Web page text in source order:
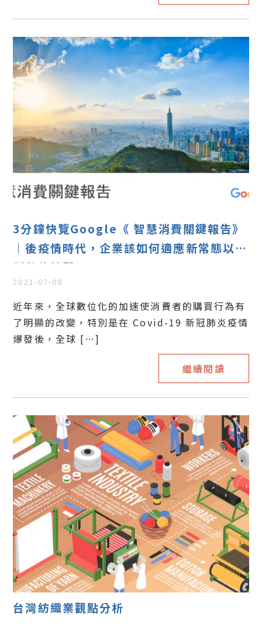
3分鐘快覽Google《 智慧消費關鍵報告》
｜後疫情時代，企業該如何適應新常態以達
到數位轉型？
2021-07-08
近年來，全球數位化的加速使消費者的購買行為有
了明顯的改變，特別是在 Covid-19 新冠肺炎疫情
爆發後，全球 […]
繼續閱讀
台灣紡織業觀點分析